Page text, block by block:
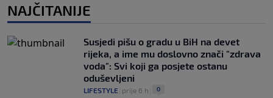
NAJČITANIJE
Susjedi pišu o gradu u BiH na devet
rijeka, a ime mu doslovno znači "zdrava
voda": Svi koji ga posjete ostanu
oduševljeni
LIFESTYLE prije 6 h 0